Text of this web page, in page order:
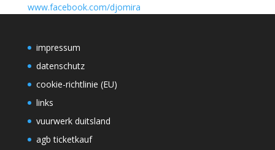
www.facebook.com/djomira
impressum
datenschutz
cookie-richtlinie (EU)
links
vuurwerk duitsland
agb ticketkauf